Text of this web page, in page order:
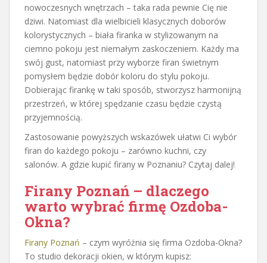
nowoczesnych wnętrzach – taka rada pewnie Cię nie
dziwi. Natomiast dla wielbicieli klasycznych doborów
kolorystycznych – biała firanka w stylizowanym na
ciemno pokoju jest niemałym zaskoczeniem. Każdy ma
swój gust, natomiast przy wyborze firan świetnym
pomysłem będzie dobór koloru do stylu pokoju.
Dobierając firankę w taki sposób, stworzysz harmonijną
przestrzeń, w której spędzanie czasu będzie czystą
przyjemnością.
Zastosowanie powyższych wskazówek ułatwi Ci wybór
firan do każdego pokoju – zarówno kuchni, czy
salonów. A gdzie kupić firany w Poznaniu? Czytaj dalej!
Firany Poznań – dlaczego
warto wybrać firmę Ozdoba-
Okna?
Firany Poznań – czym wyróżnia się firma Ozdoba-Okna?
To studio dekoracji okien, w którym kupisz: